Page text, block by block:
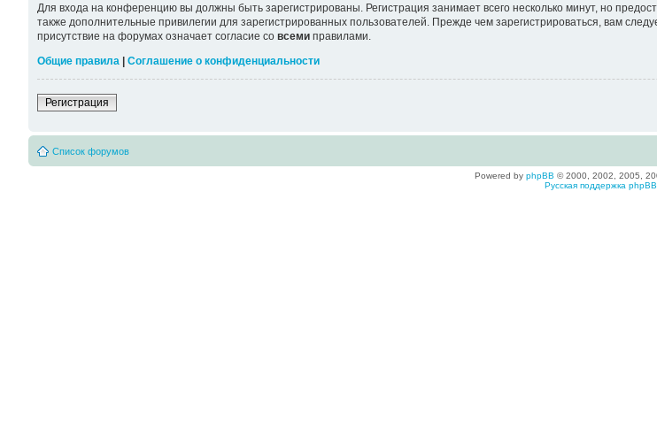
Для входа на конференцию вы должны быть зарегистрированы. Регистрация занимает всего несколько минут, но
также дополнительные привилегии для зарегистрированных пользователей. Прежде чем зарегистрироваться, вам
присутствие на форумах означает согласие со всеми правилами.
Общие правила | Соглашение о конфиденциальности
Регистрация
Список форумов
Powered by phpBB © 2000, 2002, 2005,
Русская поддержка phpBB